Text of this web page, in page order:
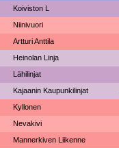
Koiviston L
Niinivuori
Artturi Anttila
Heinolan Linja
Lähilinjat
Kajaanin Kaupunkilinjat
Kyllonen
Nevakivi
Mannerkiven Liikenne